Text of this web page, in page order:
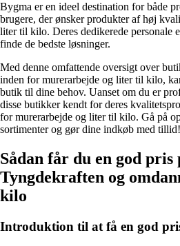
Bygma er en ideel destination for både
brugere, der ønsker produkter af høj
liter til kilo. Deres dedikerede personale
finde de bedste løsninger.
Med denne omfattende oversigt over
inden for murerarbejde og liter til kilo,
butik til dine behov. Uanset om du er
disse butikker kendt for deres
for murerarbejde og liter til kilo. Gå på
sortimenter og gør dine indkøb med tillid!
Sådan får du en god
Tyngdekraften og
kilo
Introduktion til at få en god